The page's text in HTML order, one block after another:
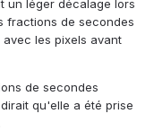
un léger décalage lors
fractions de secondes
les pixels avant
de secondes
qu'elle a été prise